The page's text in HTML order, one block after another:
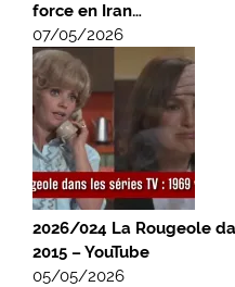
force en Iran…
07/05/2026
2026/024 La Rougeole
2015 – YouTube
05/05/2026